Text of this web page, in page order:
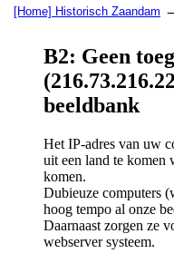
[Home] Historisch Zaandam
B2: Geen
beeldbank
Het IP-adres van uw
uit een land te komen
komen.
Dubieuze computers
hoog tempo al onze
Daarnaast zorgen ze
webserver systeem.